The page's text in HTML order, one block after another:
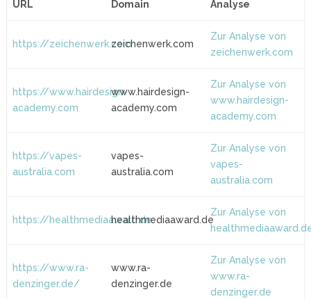
URL Domain Analyse
https://zeichenwerk.comzeichenwerk.com
Zur Analyse von
zeichenwerk.com
https://www.hairdesign-
academy.com
www.hairdesign-
academy.com
Zur Analyse von
www.hairdesign-
academy.com
https://vapes-
australia.com
vapes-
australia.com
Zur Analyse von
vapes-
australia.com
https://healthmediaaward.dehealthmediaaward.de
Zur Analyse von
https://www.ra-
denzinger.de/
www.ra-
denzinger.de
Zur Analyse von
www.ra-
denzinger.de